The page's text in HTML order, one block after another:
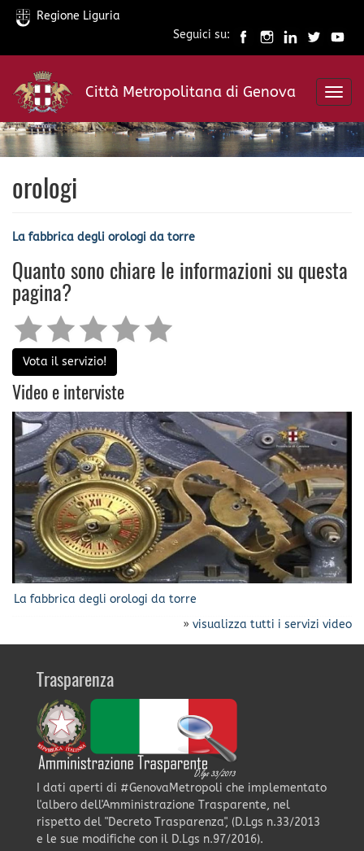
Salta
contenuto
principale
Regione Liguria
Seguici su:
Città Metropolitana di Genova
orologi
La fabbrica degli orologi da torre
Quanto sono chiare le informazioni su questa
pagina?
Vota il servizio!
Video e interviste
La fabbrica degli orologi da torre
» visualizza tutti i servizi video
Trasparenza
I dati aperti di #GenovaMetropoli che implementato
l'albero dell'Amministrazione Trasparente, nel
rispetto del "Decreto Trasparenza", (D.Lgs n.33/2013
e le sue modifiche con il D.Lgs n.97/2016).